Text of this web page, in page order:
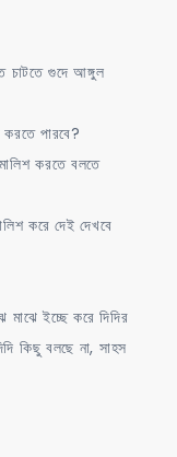
গুদে আঙ্গুল
পারবে?
করতে বলতে
করে দেই দেখবে
মাঝে ইচ্ছে করে দিদির
কিছু বলছে না, সাহস